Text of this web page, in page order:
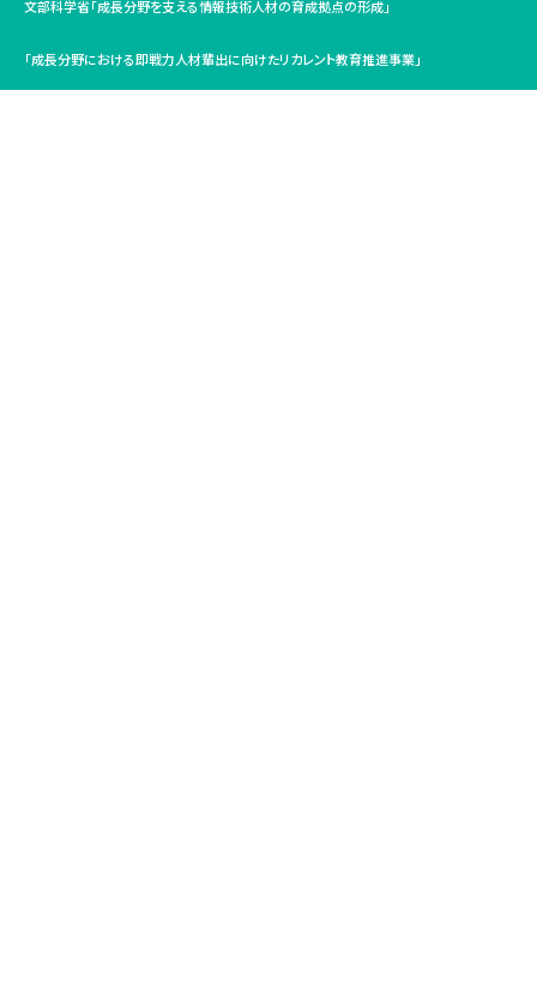
文部科学省「成長分野を支える情報技術人材の育成拠点の形成」
「成長分野における即戦力人材輩出に向けたリカレント教育推進事業」